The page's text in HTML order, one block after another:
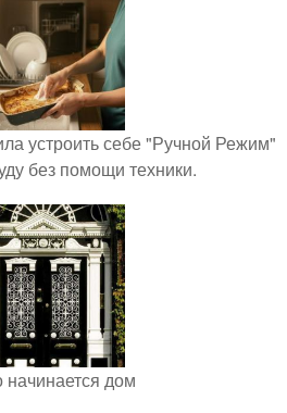
устроить себе "Ручной Режим"
без помощи техники.
начинается дом